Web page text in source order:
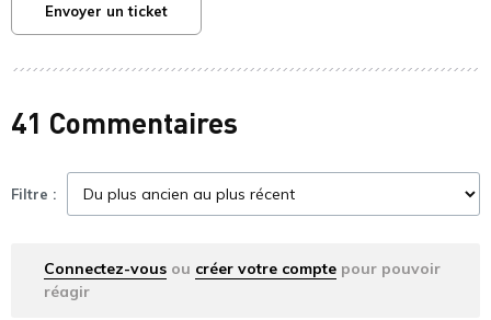
Envoyer un ticket
41 Commentaires
Filtre :
Connectez-vous ou créer votre compte pour pouvoir
réagir